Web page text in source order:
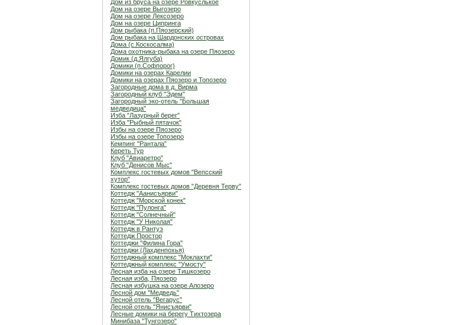
Дом из бруса на озере Ровкуслькое
Дом на озере Выгозеро
Дом на озере Лексозеро
Дом на озере Ципринга
Дом рыбака (п.Пяозерский)
Дом рыбака на Шардонских островах
Дома (с.Коскосалма)
Дома охотника-рыбака на озере Пяозеро
Домик (д.Ялгуба)
Домики (п.Софпорог)
Домики на озерах Карелии
Домики на озерах Пяозеро и Топозеро
Загородные дома в д. Вирма
Загородный клуб "Эдем"
Загородный эко-отель "Большая
медведица"
Изба "Лазурный берег"
Изба "Рыбный пятачок"
Избы на озере Пяозеро
Избы на озере Топозеро
Кемпинг "Рантала"
Кереть Тур
Клуб "Авиаретро"
Клуб "Денисов Мыс"
Комплекс гостевых домов "Вепсский
хутор"
Комплекс гостевых домов "Деревня Терву"
Коттедж "Аанисъярви"
Коттедж "Морской конек"
Коттедж "Пулонга"
Коттедж "Солнечный"
Коттедж "У Николая"
Коттедж в Рантуэ
Коттедж Простор
Коттеджи "Филина Гора"
Коттеджи (Лахденпохья)
Коттеджный комплекс "Мoклахти"
Коттеджный комплекс "Умосту"
Лесная изба на озере Тишкозеро
Лесная изба, Пяозеро
Лесная избушка на озере Алозеро
Лесной дом "Медведь"
Лесной отель "Вегарус"
Лесной отель "Янисъярви"
Лесные домики на берегу Тихтозера
Минибаза "Тунгозеро"